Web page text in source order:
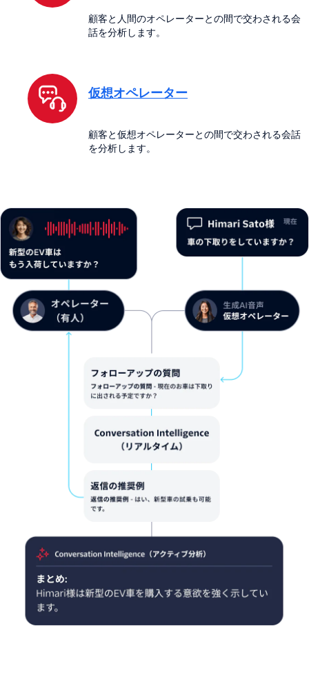
顧客と人間のオペレーターとの間で交わされる会
話を分析します。
仮想オペレーター
顧客と仮想オペレーターとの間で交わされる会話
を分析します。